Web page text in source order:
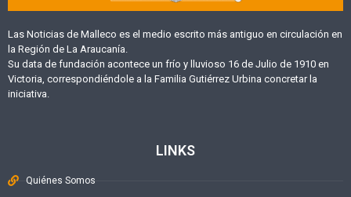
Las Noticias de Malleco es el medio escrito más antiguo en circulación en
la Región de La Araucanía.
Su data de fundación acontece un frío y lluvioso 16 de Julio de 1910 en
Victoria, correspondiéndole a la Familia Gutiérrez Urbina concretar la
iniciativa.
LINKS
Quiénes Somos